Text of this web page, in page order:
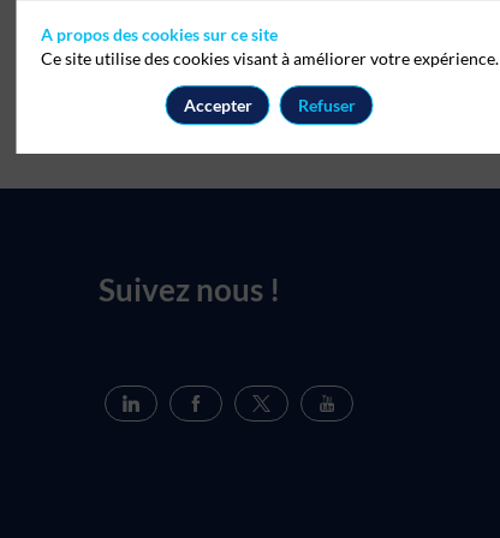
Suivez nous !
A propos des cookies sur ce site
Ce site utilise des cookies visant à améliorer votre expérience.
Accepter Refuser